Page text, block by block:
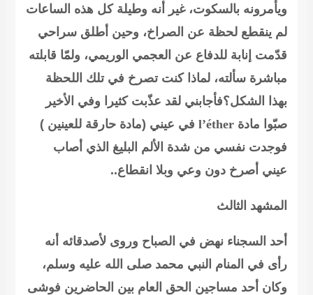
ويأمرونه بالسكوت، غير أنه وطيلة كل هذه الساعات
لم ينقطع لحظة عن الصراخ، وحين أطلق سراحي
قدّمت إنابة للدفاع عن العجمي الوريمي، ولمّا قابلته
مباشرة سألته، لماذا كنت تصرخ في تلك اللحظة
بهذا الشكل؟فأجابني لقد عذّبت كثيرا وفي الأخير
صبّوا مادة l’éther في عيني (مادة حارقة للعينين )
فوجدت نفسي من شدة الألم البليغ الذي أصاب
عيني أصرخ دون وعي وبلا انقطاع..
المشهد الثالث
أحد السجناء نهض في الصباح وروى لأصدقائه أنه
رأى في المنام النبي محمد صلى الله عليه وسلم،
وكان أحد مساجين الحق العام بين الحاضرين فوشى